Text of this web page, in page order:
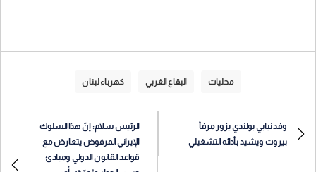
محليات البقاع الغربي كهرباء لبنان
وفد نيابي بولندي يزور مرفأ
بيروت ويشيد بأدائه التشغيلي
الرئيس سلام: إنّ هذا السلوك
الإيراني المرفوض يتعارض مع
قواعد القانون الدولي ومبادئ